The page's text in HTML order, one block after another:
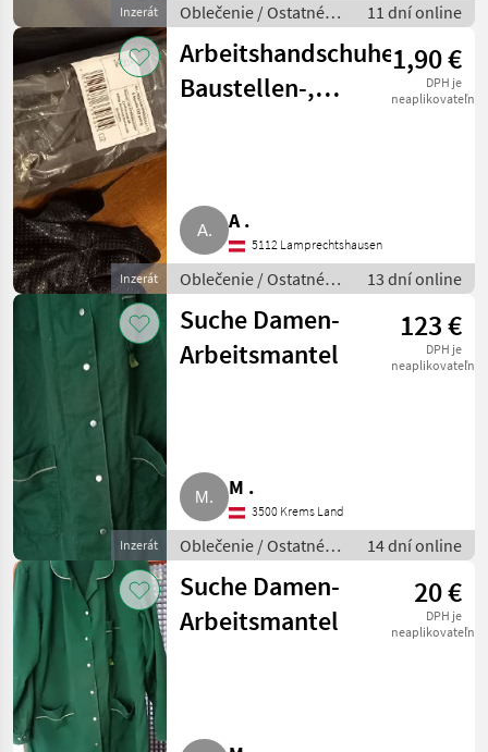
Inzerát
Oblečenie / Ostatné
oblečenie
11 dní online
Inzerát
Arbeitshandschuhe,
Baustellen-,
1,90 €
DPH je
neaplikovateľné
A .
5112 Lamprechtshausen
Oblečenie / Ostatné
oblečenie
13 dní online
Inzerát
Suche Damen-
Arbeitsmantel
123 €
DPH je
neaplikovateľné
M .
3500 Krems Land
Oblečenie / Ostatné
oblečenie
14 dní online
Suche Damen-
Arbeitsmantel
20 €
DPH je
neaplikovateľné